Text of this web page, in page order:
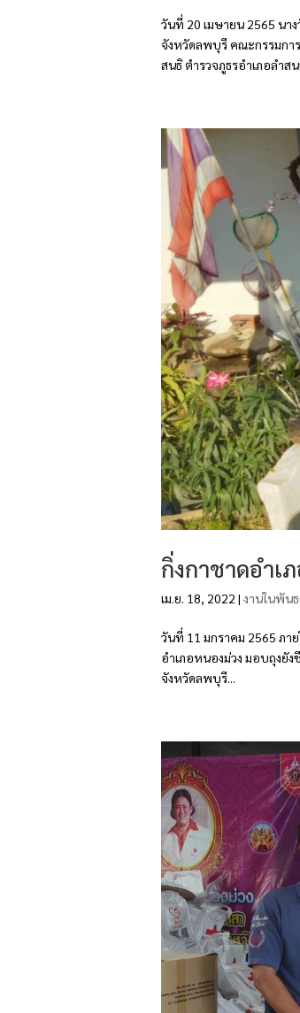
วันที่ 20 เมษายน 2565 นา
จังหวัดลพบุรี คณะกรรมกา
สนธิ ตำรวจภูธรอำเภอลำสน
กิ่งกาชาดอำเ
เม.ย. 18, 2022 | งานในพัน
วันที่ 11 มกราคม 2565 ภา
อำเภอหนองม่วง มอบถุงยั
จังหวัดลพบุรี...